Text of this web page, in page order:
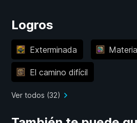
Logros
Exterminada
El camino difícil
Ver todos (32)